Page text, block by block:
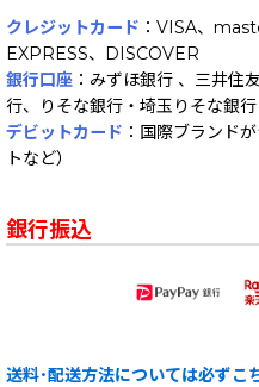
クレジットカード ：VISA、
EXPRESS、DISCOVER
銀行口座 ：みずほ銀行 、三井住
行、りそな銀行・埼玉りそな銀行
デビットカード ：国際ブランド
トなど）
銀行振込
送料･配送方法については必ずこ